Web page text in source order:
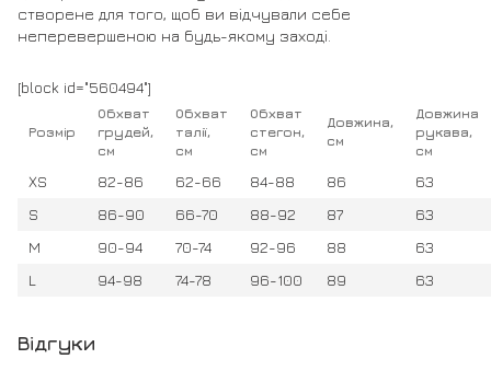
створене для того, щоб ви відчували себе
неперевершеною на будь-якому заході.
[block id="560494"]
Розмір
Обхват
грудей,
см
Обхват
талії,
см
Обхват
стегон,
см
Довжина,
см
Довжина
рукава,
см
XS 82-86 62-66 84-88 86
63
S
86-90 66-70 88-92 87
63
M
90-94 70-74 92-96 88
63
L
94-98 74-78 96-100 89 63
Відгуки